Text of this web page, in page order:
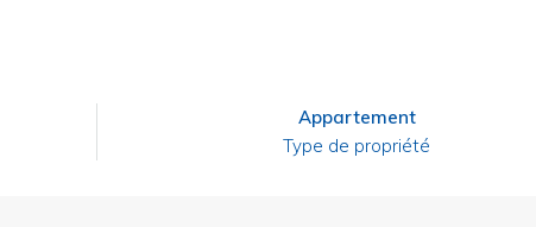
Appartement
Type de propriété